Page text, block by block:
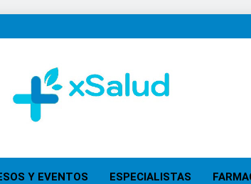
XSalud
Y EVENTOS ESPECIALISTAS